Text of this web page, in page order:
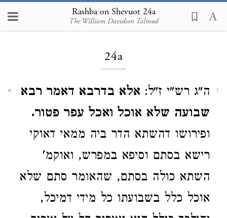
Rashba on Shevuot 24a
The William Davidson Talmud
Loading...
24a
1 ה"ג רש"י ז"ל: אלא בדרבא דאמר רבא
שבועה שלא אוכל ואכל עפר פטור.
ופירושו דהשתא הדר ביה ממאי דאוקי
רישא בסתם וסיפא במפרש, ואוקמ'
השתא כולה בסתם, שהאומר סתם שלא
אוכל כלל בשבועתו כל מידי דמיכל,